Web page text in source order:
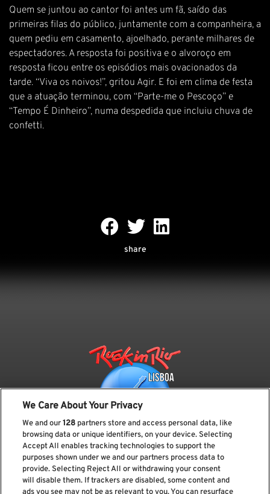
Quem se juntou ao cantor foi antes um fã, saído das
primeiras filas do público, juntamente com a companheira, a
quem pediu em casamento, ajoelhado, perante milhares de
espectadores. A resposta foi positiva e o alvoroço em
resposta ficou entre os episódios mais ovacionados da
tarde. “Viva os noivos!”, gritou Agir. E foi em clima de festa
que a atuação terminou, com “Parte-me o Pescoço” e
“Tempo É Dinheiro”, numa despedida que incluiu chuva de
confetti.
share
Subscreve a nossa newsletter
We Care About Your Privacy
We and our128 partners store and access personal data, like
browsing data or unique identifiers, on your device. Selecting
Accept All enables tracking technologies to support the
purposes shown under we and our partners process data to
provide. Selecting Reject All or withdrawing your consent
will disable them. If trackers are disabled, some content and